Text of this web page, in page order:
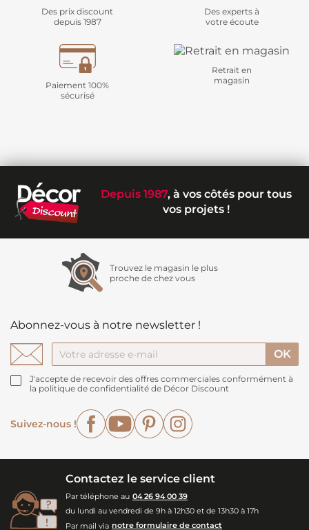
Des prix discount
depuis 1987
Des experts à
votre écoute
Paiement 100%
sécurisé
Retrait en
magasin
Depuis 1987, à vos côtés pour tous
vos projets !
Trouvez le magasin le plus
proche de chez vous
Abonnez-vous à notre newsletter !
J'accepte de recevoir des offres commerciales conformément à
la politique de confidentialité de Décor Discount
Suivez-nous !
FacebookYouTubePinterest
Contactez le service client
Par téléphone au 04 26 94 00 39
du lundi au vendredi de 9h à 12h30 et de 13h30 à 17h
Par mail via notre formulaire de contact